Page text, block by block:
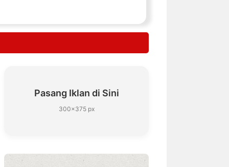
Pasang Iklan di Sini
300×375 px